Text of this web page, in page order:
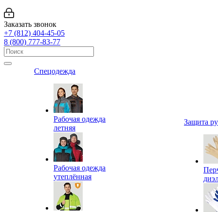
Заказать звонок
+7 (812) 404-45-05
8 (800) 777-83-77
Спецодежда
Рабочая одежда
летняя
Рабочая одежда
утеплённая
Защита